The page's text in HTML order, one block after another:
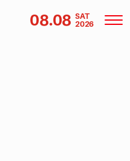
08.08 SAT
2026